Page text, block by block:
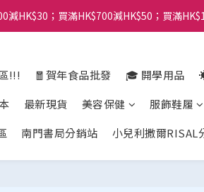
減HK$30；買滿HK$700減HK$50；買滿
!!! 🧧賀年食品批發 🎓 開學用品
最新現貨 美容保健 服飾鞋履
南門書局分銷站 小兒利撒爾RISAL